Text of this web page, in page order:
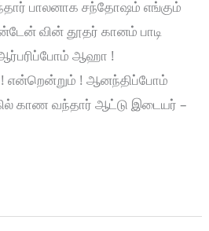
பாலனாக சந்தோஷம் எங்கும்
வின் தூதர் கானம் பாடி
ஆஹா !
! ஆனந்திப்போம்
காண வந்தார் ஆட்டு இடையர் –